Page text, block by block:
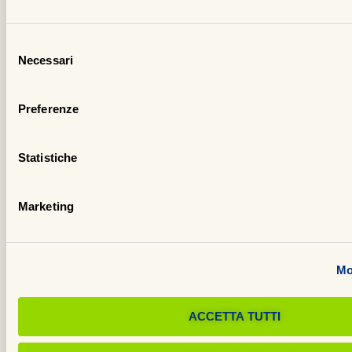
delNecessari
Preferenze
Statistiche
Marketing
ACCETTA TUTTI